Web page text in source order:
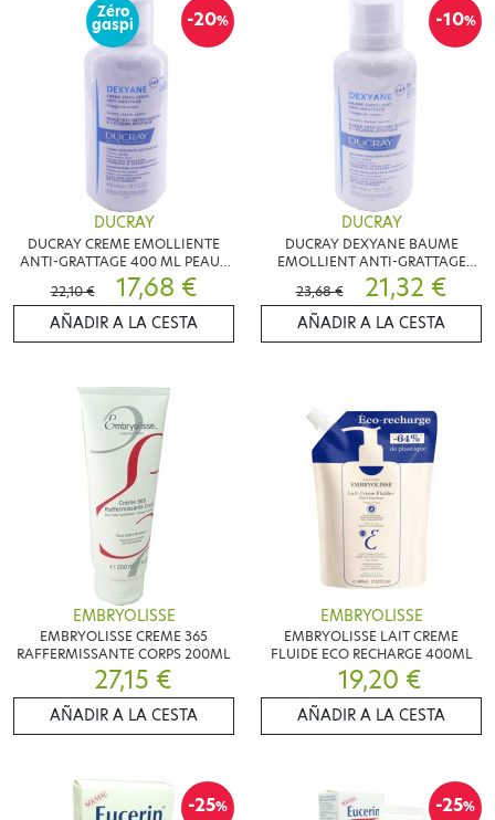
-20%
Zéro
gaspi
DUCRAY
DUCRAY CREME EMOLLIENTE
ANTI-GRATTAGE 400 ML PEAUX
SECHES
22,10 € 17,68 €
AÑADIR A LA CESTA
-10%
DUCRAY
DUCRAY DEXYANE BAUME
EMOLLIENT ANTI-GRATTAGE
400ML
23,68 € 21,32 €
AÑADIR A LA CESTA
EMBRYOLISSE
EMBRYOLISSE CREME 365
RAFFERMISSANTE CORPS 200ML
27,15 €
AÑADIR A LA CESTA
EMBRYOLISSE
EMBRYOLISSE LAIT CREME
FLUIDE ECO RECHARGE 400ML
19,20 €
AÑADIR A LA CESTA
-25% -25%